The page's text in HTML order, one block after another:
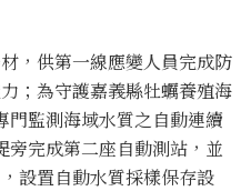
，供第一線應變人員完成防
；為守護嘉義縣牡蠣養殖海
門監測海域水質之自動連續
旁完成第二座自動測站，並
設置自動水質採樣保存設